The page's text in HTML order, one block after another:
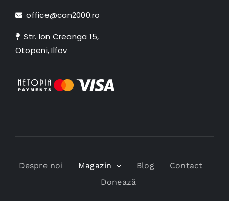
office@can2000.ro
Str. Ion Creanga 15,
Otopeni, Ilfov
Despre noi Magazin Blog
Contact
Donează